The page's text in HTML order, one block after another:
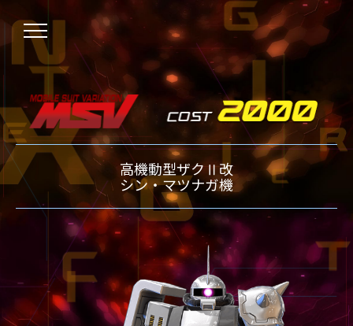
NEWS
ニュース
OVER BOOST
オーバーブースト
XVOOST
クロスブースト
EXVS2
エクストリームバーサス2
MAXI BOOST ON
マキシブーストオン
BEGINNER'S GUIDE
高機動型ザクⅡ改
シン・マツナガ機